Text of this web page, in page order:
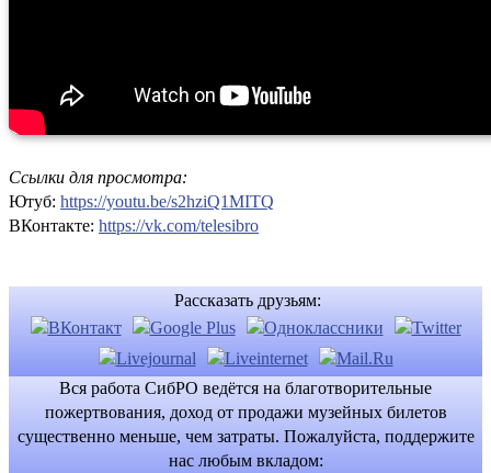
Ссылки для просмотра:
Ютуб: https://youtu.be/s2hziQ1MITQ
ВКонтакте: https://vk.com/telesibro
Рассказать друзьям:
Вся работа СибРО ведётся на благотворительные
пожертвования, доход от продажи музейных билетов
существенно меньше, чем затраты. Пожалуйста, поддержите
нас любым вкладом: